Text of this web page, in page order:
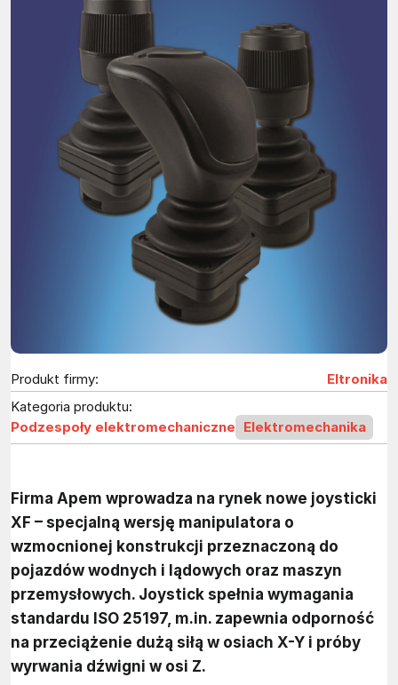
Produkt firmy:
Eltronika
Kategoria produktu:
Podzespoły elektromechaniczne Elektromechanika
Firma Apem wprowadza na rynek nowe joysticki
XF – specjalną wersję manipulatora o
wzmocnionej konstrukcji przeznaczoną do
pojazdów wodnych i lądowych oraz maszyn
przemysłowych. Joystick spełnia wymagania
standardu ISO 25197, m.in. zapewnia odporność
na przeciążenie dużą siłą w osiach X-Y i próby
wyrwania dźwigni w osi Z.